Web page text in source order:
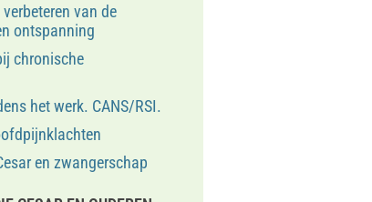
van de
ontspanning
chronische
het werk. CANS/RSI.
en zwangerschap